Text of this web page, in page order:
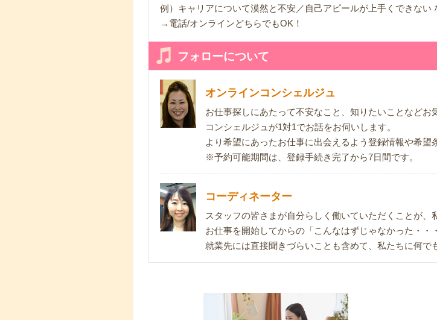
例）キャリアについて漠然と不安／自己アピールが上手くできない
→電話/オンラインどちらでもOK！
フォローについて
オンラインコンシェルジュ
お仕事探しにあたって不安なこと、知りたいことなどお
コンシェルジュが1対1でお話をお伺いします。
より希望にあったお仕事に出会えるよう登録情報や希望
※予約可能期間は、登録手続き完了から7日間です。
コーディネーター
スタッフの皆さまが自分らしく働いていただくことが、
お仕事を開始してからの「こんなはずじゃなかった・・
就業先には直接聞きづらいことも含めて、私たちに何で